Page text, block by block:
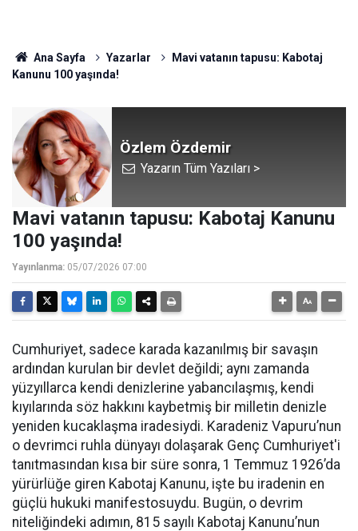
Ana Sayfa Yazarlar
Mavi vatanın tapusu: Kabotaj
Kanunu 100 yaşında!
Özlem Özdemir
Yazarın Tüm Yazıları >
Mavi vatanın tapusu: Kabotaj Kanunu
100 yaşında!
Yayınlanma: 05/07/2026 07:00
Cumhuriyet, sadece karada kazanılmış bir savaşın
ardından kurulan bir devlet değildi; aynı zamanda
yüzyıllarca kendi denizlerine yabancılaşmış, kendi
kıyılarında söz hakkını kaybetmiş bir milletin denizle
yeniden kucaklaşma iradesiydi. Karadeniz Vapuru’nun
o devrimci ruhla dünyayı dolaşarak Genç Cumhuriyet'i
tanıtmasından kısa bir süre sonra, 1 Temmuz 1926’da
yürürlüğe giren Kabotaj Kanunu, işte bu iradenin en
güçlü hukuki manifestosuydu. Bugün, o devrim
niteliğindeki adımın, 815 sayılı Kabotaj Kanunu’nun